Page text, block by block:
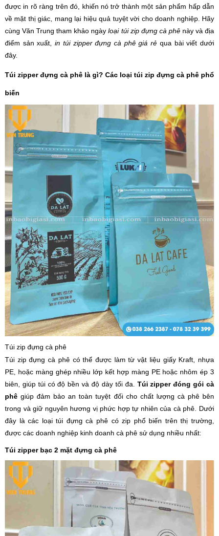
được in rõ ràng trên đó, khiến nó trở thành một sản phẩm hấp dẫn
về mặt thị giác, mang lại hiệu quả tuyệt vời cho doanh nghiệp. Hãy
cùng Văn Trung tham khảo ngàyloại túi zip đựng cà phê này và địa
điểm sản xuất,in túi zipper đựng cà phê giá rẻ qua bài viết dưới
đây.
Túi zipper đựng cà phê là gì? Các loại túi zip đựng cà phê phổ
biến
Túi zip đựng cà phê
Túi zip đựng cà phê có thể được làm từ vật liệu giấy Kraft, nhựa
PE, hoặc màng ghép nhiều lớp kết hợp màng PE hoặc nhôm ép 3
biên, giúp túi có độ bền và độ dày tối đa. Túi zipper đóng gói cà
phê giúp đảm bảo an toàn tuyệt đối cho chất lượng cà phê bên
trong và giữ nguyên hương vị phức hợp tự nhiên của cà phê. Dưới
đây là các loại túi đựng cà phê có zip phổ biến trên thị trường,
được các doanh nghiệp kinh doanh cà phê sử dụng nhiều nhất:
Túi zipper bạc 2 mặt đựng cà phê